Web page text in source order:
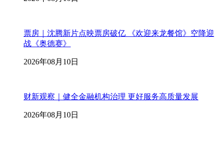
票房｜沈腾新片点映票房破亿 《欢迎来龙餐馆》空降迎
战《奥德赛》
2026年08月10日
财新观察｜健全金融机构治理 更好服务高质量发展
2026年08月10日